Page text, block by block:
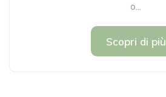
o...
Scopri di più